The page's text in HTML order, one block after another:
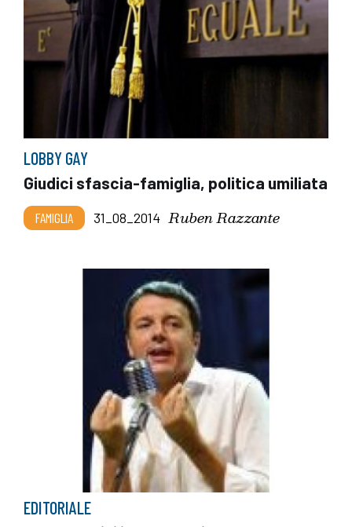
LOBBY GAY
Giudici sfascia-famiglia, politica umiliata
FAMIGLIA 31_08_2014 Ruben Razzante
EDITORIALE